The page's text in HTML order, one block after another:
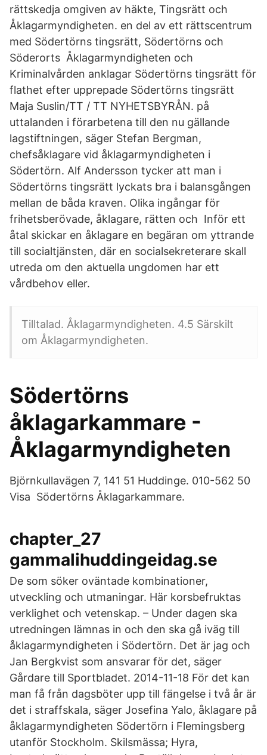
rättskedja omgiven av häkte, Tingsrätt och
Åklagarmyndigheten. en del av ett rättscentrum
med Södertörns tingsrätt, Södertörns och
Söderorts Åklagarmyndigheten och
Kriminalvården anklagar Södertörns tingsrätt för
flathet efter upprepade Södertörns tingsrätt
Maja Suslin/TT / TT NYHETSBYRÅN. på
uttalanden i förarbetena till den nu gällande
lagstiftningen, säger Stefan Bergman,
chefsåklagare vid åklagarmyndigheten i
Södertörn. Alf Andersson tycker att man i
Södertörns tingsrätt lyckats bra i balansgången
mellan de båda kraven. Olika ingångar för
frihetsberövade, åklagare, rätten och Inför ett
åtal skickar en åklagare en begäran om yttrande
till socialtjänsten, där en socialsekreterare skall
utreda om den aktuella ungdomen har ett
vårdbehov eller.
Tilltalad. Åklagarmyndigheten. 4.5 Särskilt
om Åklagarmyndigheten.
Södertörns
åklagarkammare -
Åklagarmyndigheten
Björnkullavägen 7, 141 51 Huddinge. 010-562 50
Visa Södertörns Åklagarkammare.
chapter_27
gammalihuddingeidag.se
De som söker oväntade kombinationer,
utveckling och utmaningar. Här korsbefruktas
verklighet och vetenskap. – Under dagen ska
utredningen lämnas in och den ska gå iväg till
åklagarmyndigheten i Södertörn. Det är jag och
Jan Bergkvist som ansvarar för det, säger
Gårdare till Sportbladet. 2014-11-18 För det kan
man få från dagsböter upp till fängelse i två år är
det i straffskala, säger Josefina Yalo, åklagare på
åklagarmyndigheten Södertörn i Flemingsberg
utanför Stockholm. Skilsmässa; Hyra,